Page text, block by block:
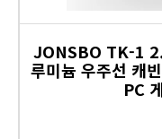
JONSBO TK-1
루미늄 우주선 캐
PC